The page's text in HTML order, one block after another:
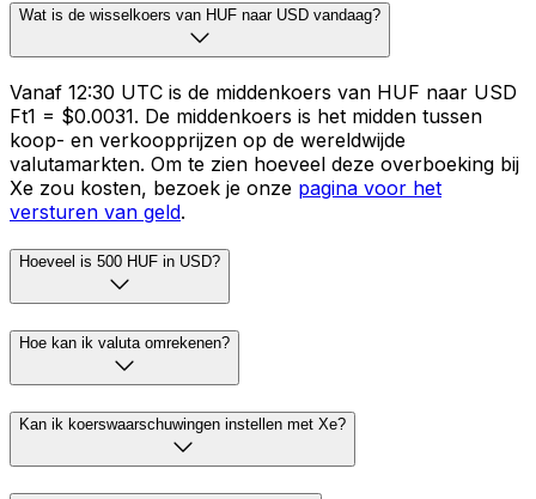
Wat is de wisselkoers van HUF naar USD vandaag?
Vanaf 12:30 UTC is de middenkoers van HUF naar USD
Ft1 = $0.0031. De middenkoers is het midden tussen
koop- en verkoopprijzen op de wereldwijde
valutamarkten. Om te zien hoeveel deze overboeking bij
Xe zou kosten, bezoek je onze pagina voor het
versturen van geld.
Hoeveel is 500 HUF in USD?
Hoe kan ik valuta omrekenen?
Kan ik koerswaarschuwingen instellen met Xe?